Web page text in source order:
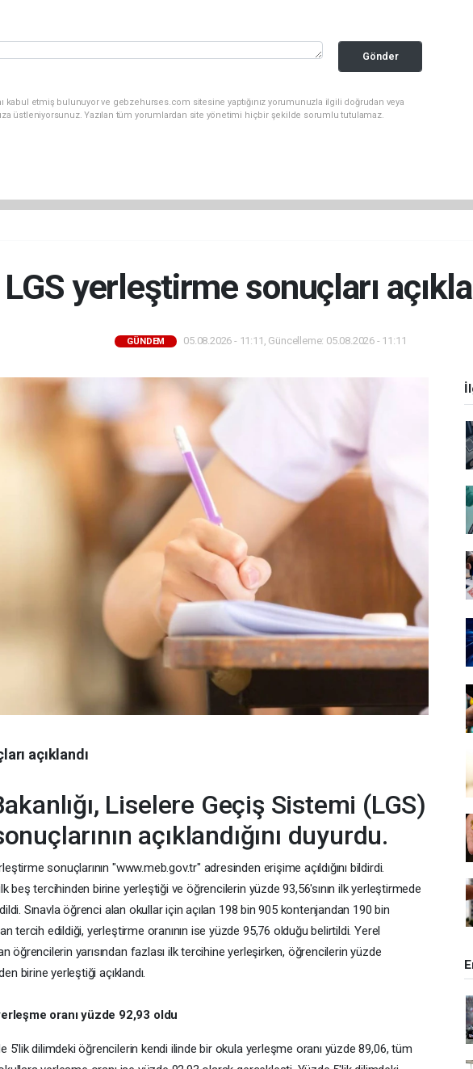
Gönder
kabul etmiş bulunuyor ve gebzehurses.com sitesine yaptığınız yorumunuzla ilgili doğrudan veya
üstleniyorsunuz. Yazılan tüm yorumlardan site yönetimi hiçbir şekilde sorumlu tutulamaz.
LGS yerleştirme sonuçları
GÜNDEM 05.08.2026 - 11:11, Güncelleme: 05.08.2026 - 11:11
açıklandı
Liselere Geçiş Sistemi (LGS)
açıklandığını duyurdu.
sonuçlarının "www.meb.gov.tr" adresinden erişime açıldığını bildirdi.
beş tercihinden birine yerleştiği ve öğrencilerin yüzde 93,56'sının ilk yerleştirmede
Sınavla öğrenci alan okullar için açılan 198 bin 905 kontenjandan 190 bin
tercih edildiği, yerleştirme oranının ise yüzde 95,76 olduğu belirtildi. Yerel
öğrencilerin yarısından fazlası ilk tercihine yerleşirken, öğrencilerin yüzde
birine yerleştiği açıklandı.
oranı yüzde 92,93 oldu
5'lik dilimdeki öğrencilerin kendi ilinde bir okula yerleşme oranı yüzde 89,06, tüm